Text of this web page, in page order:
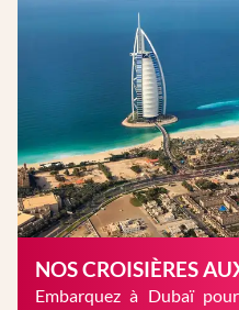
NOS CROISIÈRES
Embarquez à Dubaï